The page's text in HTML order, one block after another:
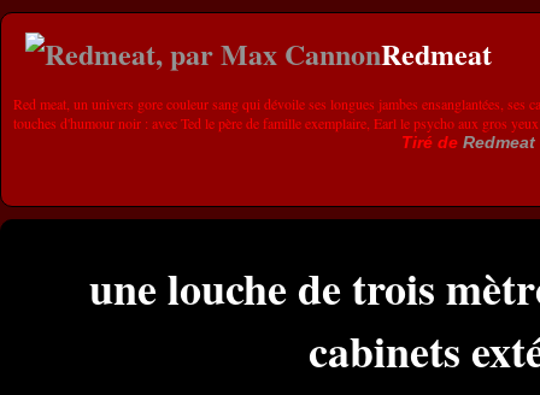
Redmeat
Red meat, un univers gore couleur sang qui dévoile ses longues jambes ensanglantées, ses
touches d'humour noir : avec Ted le père de famille exemplaire, Earl le psycho aux gros
Tiré de Redmeat
une louche de trois
cabinets